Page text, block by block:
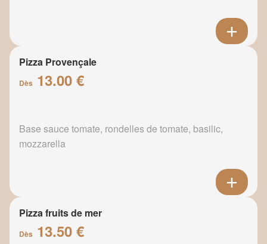
Pizza Provençale
Dès 13.00 €
Base sauce tomate, rondelles de tomate, basilic,
mozzarella
Pizza fruits de mer
Dès 13.50 €